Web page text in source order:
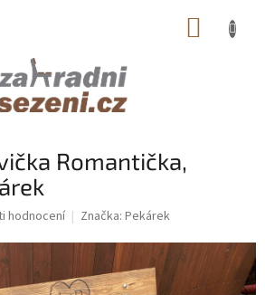
Romantička,
hodnocení Značka: Pekárek